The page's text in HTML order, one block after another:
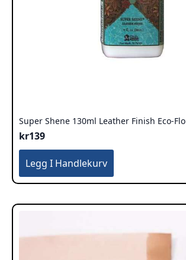
Super Shene 130ml Leather Finish Eco-Flo
kr139
Legg I Handlekurv